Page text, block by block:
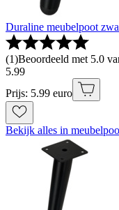
Duraline meubelpoot
(1)Beoordeeld met 5.0
5.99
Prijs: 5.99 euro
Bekijk alles in